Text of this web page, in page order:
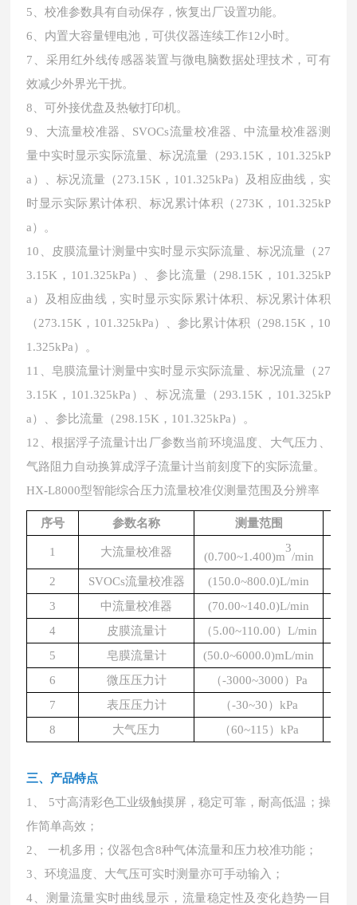
5、校准参数具有自动保存，恢复出厂设置功能。
6、内置大容量锂电池，可供仪器连续工作12小时。
7、采用红外线传感器装置与微电脑数据处理技术，可有
效减少外界光干扰。
8、可外接优盘及热敏打印机。
9、大流量校准器、SVOCs流量校准器、中流量校准器测
量中实时显示实际流量、标况流量（293.15K，101.325kP
a）、标况流量（273.15K，101.325kPa）及相应曲线，实
时显示实际累计体积、标况累计体积（273K，101.325kP
a）。
10、皮膜流量计测量中实时显示实际流量、标况流量（27
3.15K，101.325kPa）、参比流量（298.15K，101.325kP
a）及相应曲线，实时显示实际累计体积、标况累计体积
（273.15K，101.325kPa）、参比累计体积（298.15K，10
1.325kPa）。
11、皂膜流量计测量中实时显示实际流量、标况流量（27
3.15K，101.325kPa）、标况流量（293.15K，101.325kP
a）、参比流量（298.15K，101.325kPa）。
12、根据浮子流量计出厂参数当前环境温度、大气压力、
气路阻力自动换算成浮子流量计当前刻度下的实际流量。
HX-L8000型智能综合压力流量校准仪测量范围及分辨率
序号 参数名称 测量范围
1 大流量校准器 (0.700~1.400)m
3
/min
2
SVOCs流量校准器 (150.0~800.0)L/min
3
中流量校准器 (70.00~140.0)L/min
4
皮膜流量计 （5.00~110.00）L/min
5
皂膜流量计 (50.0~6000.0)mL/min
6
微压压力计 （-3000~3000）Pa
7
表压压力计 （-30~30）kPa
8
大气压力 （60~115）kPa
三、产品特点
1、 5寸高清彩色工业级触摸屏，稳定可靠，耐高低温；操
作简单高效；
2、 一机多用；仪器包含8种气体流量和压力校准功能；
3、环境温度、大气压可实时测量亦可手动输入；
4、测量流量实时曲线显示，流量稳定性及变化趋势一目